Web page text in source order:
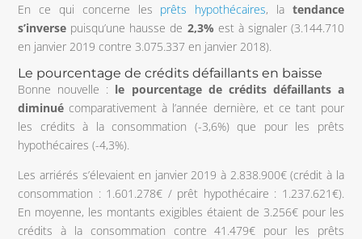
En ce qui concerne les prêts hypothécaires, la tendance
s’inverse puisqu’une hausse de 2,3% est à signaler (3.144.710
en janvier 2019 contre 3.075.337 en janvier 2018).
Le pourcentage de crédits défaillants en baisse
Bonne nouvelle : le pourcentage de crédits défaillants a
diminué comparativement à l’année dernière, et ce tant pour
les crédits à la consommation (-3,6%) que pour les prêts
hypothécaires (-4,3%).
Les arriérés s’élevaient en janvier 2019 à 2.838.900€ (crédit à la
consommation : 1.601.278€ / prêt hypothécaire : 1.237.621€).
En moyenne, les montants exigibles étaient de 3.256€ pour les
crédits à la consommation contre 41.479€ pour les prêts